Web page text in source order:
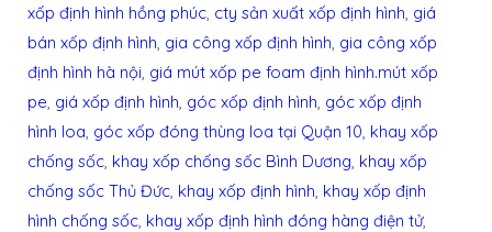
xốp định hình hồng phúc cty sản xuất xốp định hình giá
bán xốp định hình gia công xốp định hình gia công xốp
định hình hà nội giá mút xốp pe foam định hình.mút xốp
pe giá xốp định hình góc xốp định hình góc xốp định
hình loa góc xốp đóng thùng loa tại Quận 10 khay xốp
chống sốc khay xốp chống sốc Bình Dương khay xốp
chống sốc Thủ Đức khay xốp định hình khay xốp định
hình chống sốc khay xốp định hình đóng hàng điện tử,